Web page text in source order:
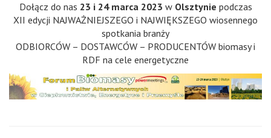
Dołącz do nas 23 i 24 marca 2023 wOlsztynie podczas
XII edycji NAJWAŻNIEJSZEGO i NAJWIĘKSZEGO wiosennego
spotkania branży
ODBIORCÓW – DOSTAWCÓW – PRODUCENTÓW biomasy i
RDF na cele energetyczne